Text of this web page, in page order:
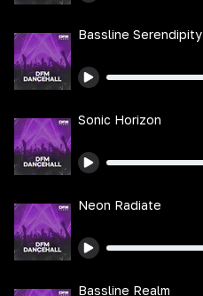
Bassline Serendipity
Sonic Horizon
Neon Radiate
Bassline Realm